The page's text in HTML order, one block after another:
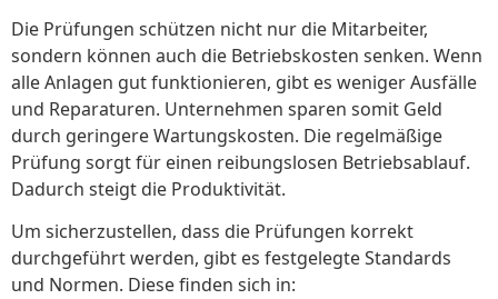
Die Prüfungen schützen nicht nur die Mitarbeiter,
sondern können auch die Betriebskosten senken. Wenn
alle Anlagen gut funktionieren, gibt es weniger Ausfälle
und Reparaturen. Unternehmen sparen somit Geld
durch geringere Wartungskosten. Die regelmäßige
Prüfung sorgt für einen reibungslosen Betriebsablauf.
Dadurch steigt die Produktivität.
Um sicherzustellen, dass die Prüfungen korrekt
durchgeführt werden, gibt es festgelegte Standards
und Normen. Diese finden sich in: